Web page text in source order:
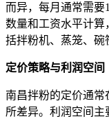
而异，每月通常需要
数量和工资水平计算
括拌粉机、蒸笼、碗
定价策略与利润空间
南昌拌粉的定价通常
所差异。利润空间